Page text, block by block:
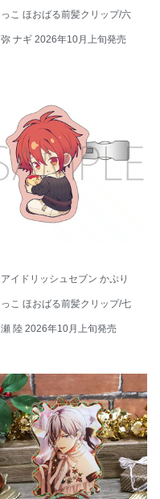
っこ ほおばる前髪クリップ/六
弥 ナギ 2026年10月上旬発売
アイドリッシュセブン かぷり
っこ ほおばる前髪クリップ/七
瀬 陸 2026年10月上旬発売